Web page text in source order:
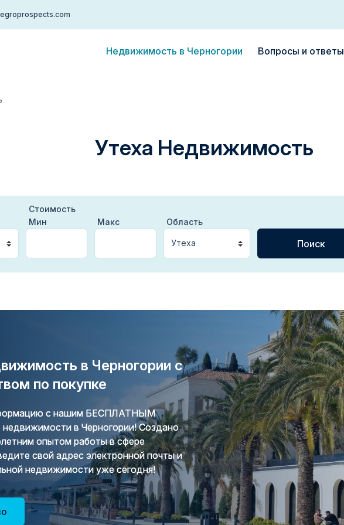
Недвижимость в Черногории Вопросы и ответы
Утеха Недвижимость
Стоимость
Мин
Макс Область
в Черногории с
по покупке
с нашим БЕСПЛАТНЫМ
в Черногории! Создано
опытом работы в сфере
свой адрес электронной почты и
недвижимости уже сегодня!